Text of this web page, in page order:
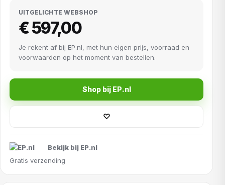
UITGELICHTE WEBSHOP
€ 597,00
Je rekent af bij EP.nl, met hun eigen prijs, voorraad en
voorwaarden op het moment van bestellen.
Shop bij EP.nl
♡
Bekijk bij EP.nl
Gratis verzending